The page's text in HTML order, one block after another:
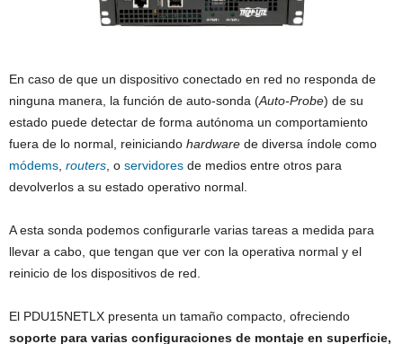
En caso de que un dispositivo conectado en red no responda de
ninguna manera, la función de auto-sonda (Auto-Probe) de su
estado puede detectar de forma autónoma un comportamiento
fuera de lo normal, reiniciando hardware de diversa índole como
módems routers , o servidores de medios entre otros para
devolverlos a su estado operativo normal.
A esta sonda podemos configurarle varias tareas a medida para
llevar a cabo, que tengan que ver con la operativa normal y el
reinicio de los dispositivos de red.
El PDU15NETLX presenta un tamaño compacto, ofreciendo
soporte para varias configuraciones de montaje en superficie,